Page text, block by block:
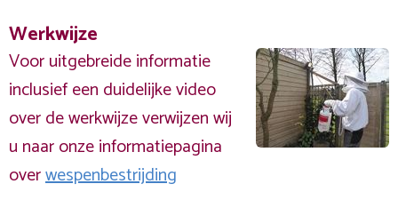
Werkwijze
Voor uitgebreide informatie
inclusief een duidelijke video
over de werkwijze verwijzen wij
u naar onze informatiepagina
overwespenbestrijding